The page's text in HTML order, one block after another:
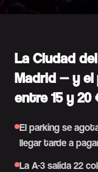
La Ciudad
Madrid — y
entre 15 y 20
El parking se
llegar tarde a
La A-3 salida 22